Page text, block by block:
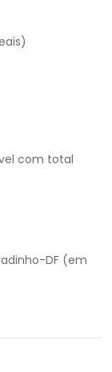
com total
DF (em